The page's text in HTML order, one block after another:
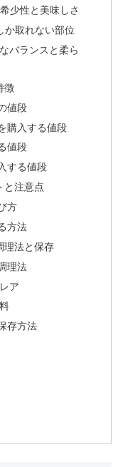
少性と美味しさ
か取れない部位
バランスと柔ら
徴
値段
購入する値段
値段
する値段
と注意点
方
方法
理法と保存
理法
ア
存方法